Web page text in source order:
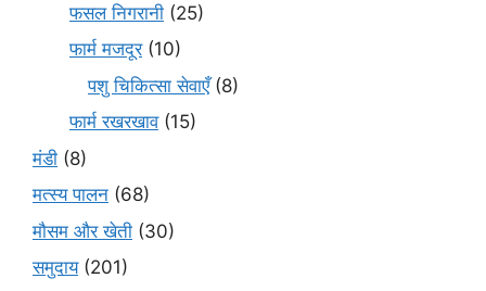
फसल निगरानी (25)
फार्म मजदूर(10)
पशु चिकित्सा सेवाएँ(8)
फार्म रखरखाव(15)
मंडी (8)
मत्स्य पालन (68)
मौसम और खेती (30)
समुदाय(201)